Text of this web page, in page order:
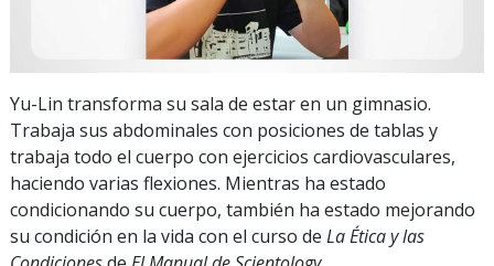
Yu-Lin transforma su sala de estar en un gimnasio.
Trabaja sus abdominales con posiciones de tablas y
trabaja todo el cuerpo con ejercicios cardiovasculares,
haciendo varias flexiones. Mientras ha estado
condicionando su cuerpo, también ha estado mejorando
su condición en la vida con el curso de La Ética y las